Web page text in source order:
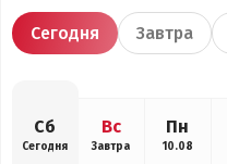
Сегодня Завтра
Сб
Сегодня
Вс
Завтра
Пн
10.08